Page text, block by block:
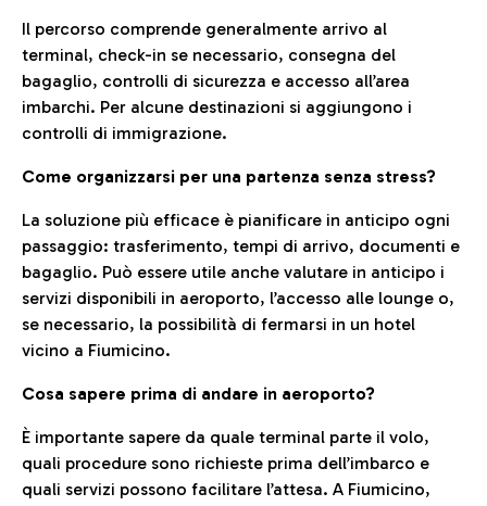
Il percorso comprende generalmente arrivo al
terminal, check-in se necessario, consegna del
bagaglio, controlli di sicurezza e accesso all’area
imbarchi. Per alcune destinazioni si aggiungono i
controlli di immigrazione.
Come organizzarsi per una partenza senza stress?
La soluzione più efficace è pianificare in anticipo ogni
passaggio: trasferimento, tempi di arrivo, documenti e
bagaglio. Può essere utile anche valutare in anticipo i
servizi disponibili in aeroporto, l’accesso alle lounge o,
se necessario, la possibilità di fermarsi in un hotel
vicino a Fiumicino.
Cosa sapere prima di andare in aeroporto?
È importante sapere da quale terminal parte il volo,
quali procedure sono richieste prima dell’imbarco e
quali servizi possono facilitare l’attesa. A Fiumicino,